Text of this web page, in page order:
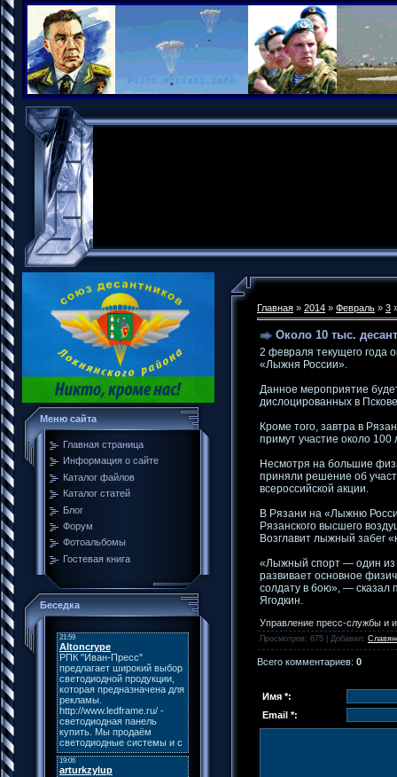
Меню сайта
Главная страница
Информация о сайте
Каталог файлов
Каталог статей
Блог
Форум
Фотоальбомы
Гостевая книга
Беседка
Главная » 2014 » Февраль » 3
Около 10 тыс.
2 февраля текущего года
«Лыжня России».
Данное мероприятие
дислоцированных в
Кроме того, завтра в
примут участие около
Несмотря на большие
приняли решение об
всероссийской акции.
В Рязани на «Лыжню
Рязанского высшего
Возглавит лыжный забег
«Лыжный спорт — один из
развивает основное
солдату в бою», — сказал
Ягодкин.
Управление пресс-службы и
Просмотров: 675 | Добавил:
Всего комментариев: 0
Имя *:
Email *: